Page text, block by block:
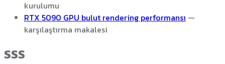
kurulumu
RTX 5090 GPU bulut rendering performansı —
karşılaştırma makalesi
SSS